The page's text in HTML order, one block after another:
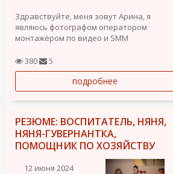
Здравствуйте, меня зовут Арина, я
являюсь фотографом оператором
монтажёром по видео и SMM
подрабатываю, а так же учусь в grado
superior на Producción audiovisuales y
espectáculos. Ищу работу на постоянную
основу чтобы создавать для вас фото/
видео контент
380 5
подробнее
РЕЗЮМЕ: ВОСПИТАТЕЛЬ, НЯНЯ,
НЯНЯ-ГУВЕРНАНТКА,
ПОМОЩНИК ПО ХОЗЯЙСТВУ
12 июня 2024